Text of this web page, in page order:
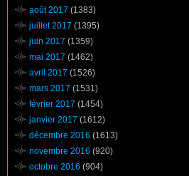
août 2017 (1383)
juillet 2017 (1395)
juin 2017 (1359)
mai 2017 (1462)
avril 2017 (1526)
mars 2017 (1531)
février 2017 (1454)
janvier 2017 (1612)
décembre 2016 (1613)
novembre 2016 (920)
octobre 2016 (904)